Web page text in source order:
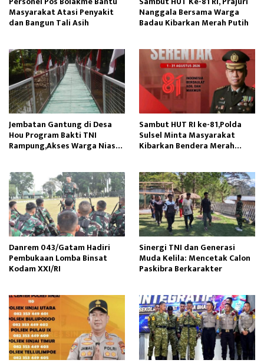
Masyarakat Atasi Penyakit
dan Bangun Tali Asih
Nanggala Bersama Warga
Badau Kibarkan Merah Putih
Jembatan Gantung di Desa
Hou Program Bakti TNI
Rampung,Akses Warga Nias
Sambut HUT RI ke-81,Polda
Sulsel Minta Masyarakat
Kibarkan Bendera Merah
Danrem 043/Gatam Hadiri
Pembukaan Lomba Binsat
Kodam XXI/RI
Sinergi TNI dan Generasi
Muda Kelila: Mencetak Calon
Paskibra Berkarakter